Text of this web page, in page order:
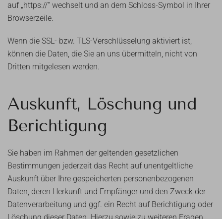
auf „https://“ wechselt und an dem Schloss-Symbol in Ihrer
Browserzeile.
Wenn die SSL- bzw. TLS-Verschlüsselung aktiviert ist,
können die Daten, die Sie an uns übermitteln, nicht von
Dritten mitgelesen werden.
Auskunft, Löschung und
Berichtigung
Sie haben im Rahmen der geltenden gesetzlichen
Bestimmungen jederzeit das Recht auf unentgeltliche
Auskunft über Ihre gespeicherten personenbezogenen
Daten, deren Herkunft und Empfänger und den Zweck der
Datenverarbeitung und ggf. ein Recht auf Berichtigung oder